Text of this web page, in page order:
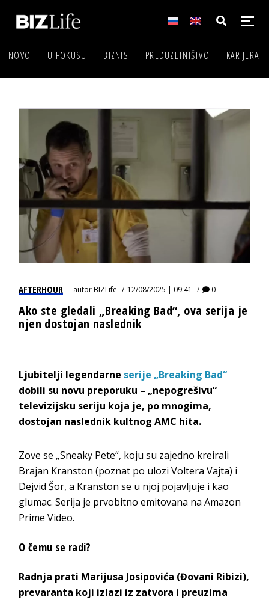
NOVO U FOKUSU BIZNIS PREDUZETNIŠTVO KARIJERA
AFTERHOUR autorBIZLife 12/08/2025 | 09:41 0
Ako ste gledali „Breaking Bad“, ova serija je
njen dostojan naslednik
Ljubitelji legendarne serije „Breaking Bad“
dobili su novu preporuku – „nepogrešivu“
televizijsku seriju koja je, po mnogima,
dostojan naslednik kultnog AMC hita.
Zove se „Sneaky Pete“, koju su zajedno kreirali
Brajan Kranston (poznat po ulozi Voltera Vajta) i
Dejvid Šor, a Kranston se u njoj pojavljuje i kao
glumac. Serija je prvobitno emitovana na Amazon
Prime Video.
O čemu se radi?
Radnja prati Marijusa Josipovića (Đovani Ribizi),
prevaranta koji izlazi iz zatvora i preuzima